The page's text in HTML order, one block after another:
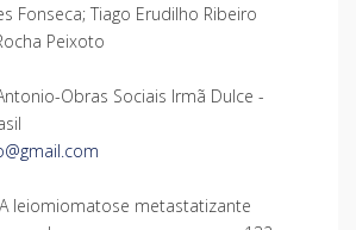
Fonseca; Tiago Erudilho Ribeiro
Peixoto
Obras Sociais Irmã Dulce -
A leiomiomatose metastatizante